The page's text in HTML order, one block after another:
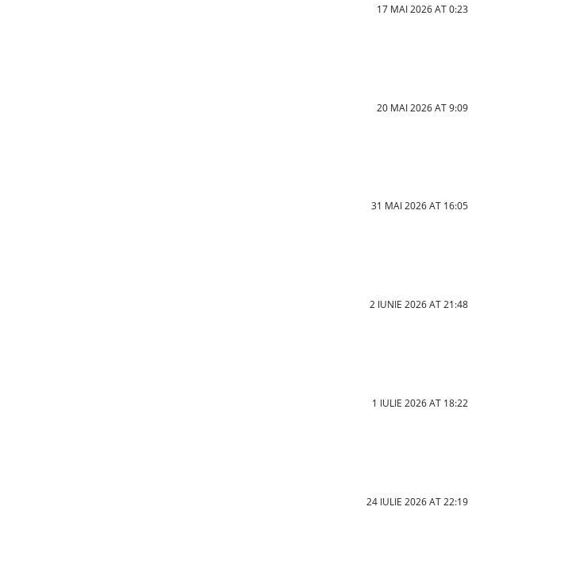
17 MAI 2026 AT 0:23
20 MAI 2026 AT 9:09
31 MAI 2026 AT 16:05
2 IUNIE 2026 AT 21:48
1 IULIE 2026 AT 18:22
24 IULIE 2026 AT 22:19